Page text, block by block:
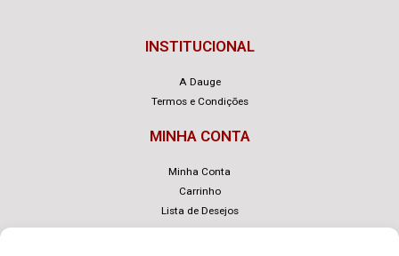
INSTITUCIONAL
A Dauge
Termos e Condições
MINHA CONTA
Minha Conta
Carrinho
Lista de Desejos